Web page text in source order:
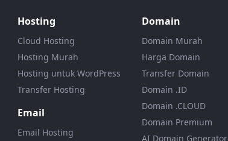
Hosting
Cloud Hosting
Hosting Murah
Hosting untuk WordPress
Transfer Hosting
Email
Email Hosting
Domain
Domain Murah
Harga Domain
Transfer Domain
Domain .ID
Domain .CLOUD
Domain Premium
AI Domain Generator